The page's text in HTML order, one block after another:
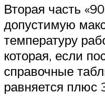
Вторая часть
допустимую
температуру
которая, если
справочные
равняется плюс